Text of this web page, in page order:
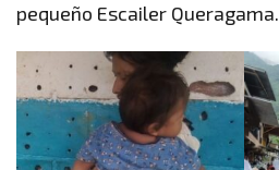
pequeño Escailer Queragama.